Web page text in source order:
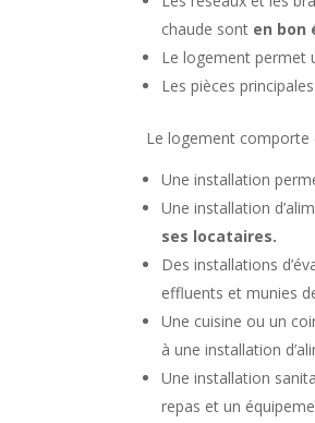
chaude sont en bon
Le logement permet
Les pièces
Le logement comporte
Une installation
Une installation
ses locataires.
Des installations
effluents et munies
Une cuisine ou un
à une installation
Une installation
repas et un